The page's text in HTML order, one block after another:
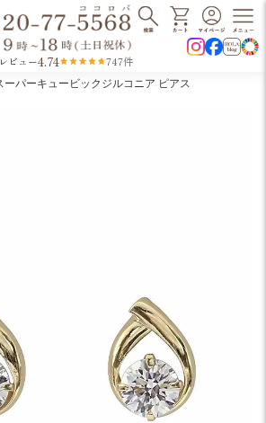
レビュー4.74 747件
ーパーキュービックジルコニア ピアス